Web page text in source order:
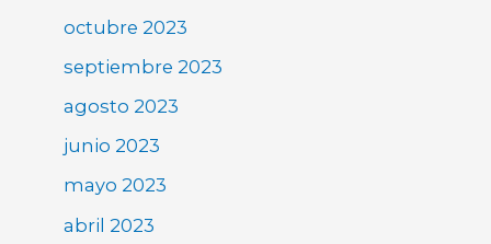
octubre 2023
septiembre 2023
agosto 2023
junio 2023
mayo 2023
abril 2023